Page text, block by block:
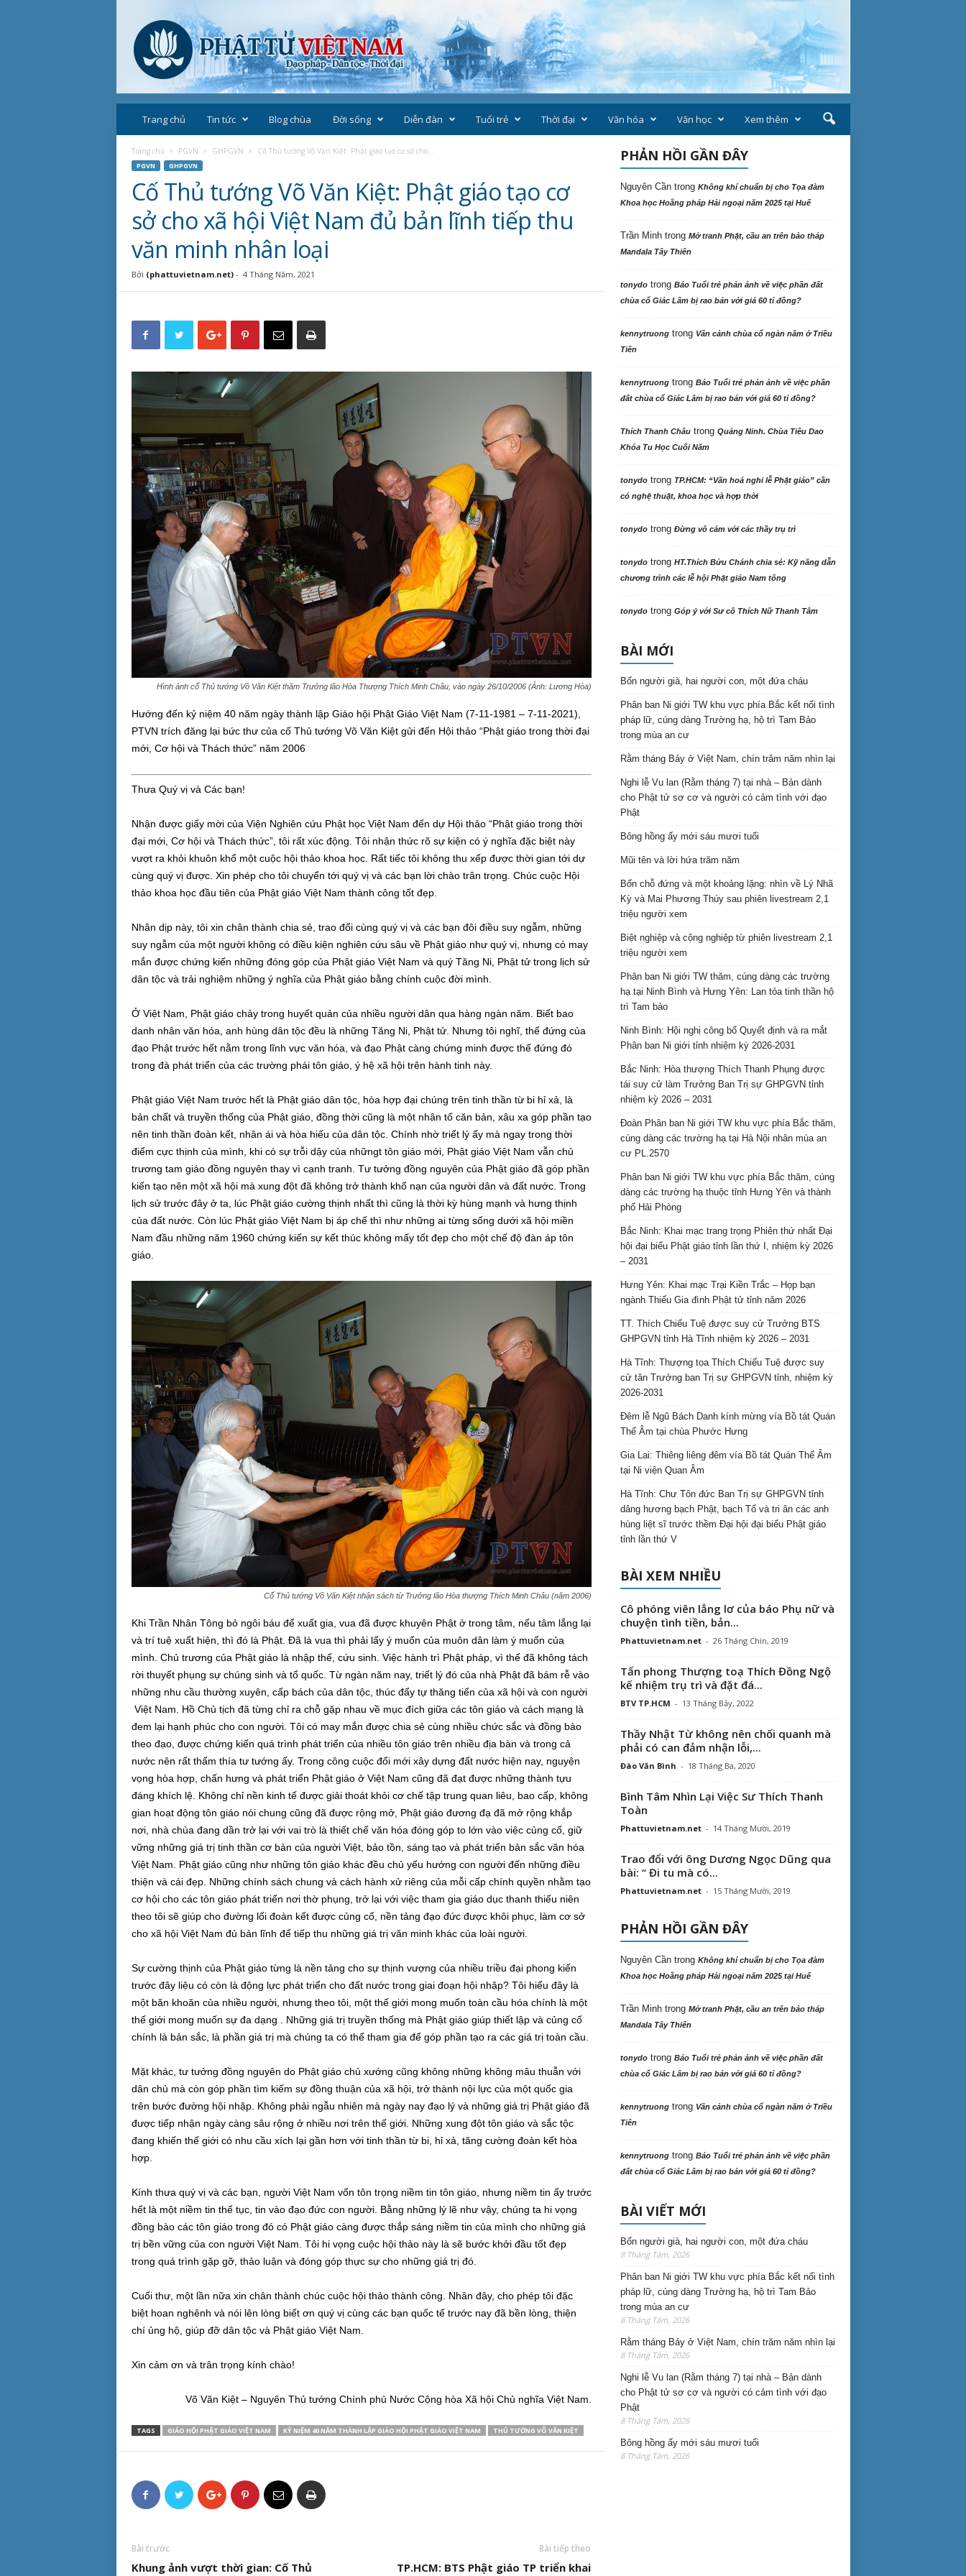
Trang chủ Tin tức Blog chùa Đời sống Diễn đàn Tuổi trẻ Thời đại Văn hóa Văn học Xem thêm
Trang chủ PGVN GHPGVN Cố Thủ tướng Võ Văn Kiệt: Phật giáo tạo cơ sở cho...
PGVN GHPGVN
Cố Thủ tướng Võ Văn Kiệt: Phật giáo tạo cơ
sở cho xã hội Việt Nam đủ bản lĩnh tiếp thu
văn minh nhân loại
Bởi (phattuvietnam.net)- 4 Tháng Năm, 2021
Hình ảnh cố Thủ tướng Võ Văn Kiệt thăm Trưởng lão Hòa Thượng Thích Minh Châu, vào ngày 26/10/2006 (Ảnh: Lương Hòa)
Hướng đến kỷ niệm 40 năm ngày thành lập Giáo hội Phật Giáo Việt Nam (7-11-1981 – 7-11-2021),
PTVN trích đăng lại bức thư của cố Thủ tướng Võ Văn Kiệt gửi đến Hội thảo “Phật giáo trong thời đại
mới, Cơ hội và Thách thức” năm 2006
Thưa Quý vị và Các bạn!
Nhận được giấy mời của Viện Nghiên cứu Phật học Việt Nam đến dự Hội thảo “Phật giáo trong thời
đại mới, Cơ hội và Thách thức”, tôi rất xúc động. Tôi nhận thức rõ sự kiện có ý nghĩa đặc biệt này
vượt ra khỏi khuôn khổ một cuộc hội thảo khoa học. Rất tiếc tôi không thu xếp được thời gian tới dự
cùng quý vị được. Xin phép cho tôi chuyển tới quý vị và các bạn lời chào trân trọng. Chúc cuộc Hội
thảo khoa học đầu tiên của Phật giáo Việt Nam thành công tốt đẹp.
Nhân dịp này, tôi xin chân thành chia sẻ, trao đổi cùng quý vị và các bạn đôi điều suy ngẫm, những
suy ngẫm của một người không có điều kiện nghiên cứu sâu về Phật giáo như quý vị, nhưng có may
mắn được chứng kiến những đóng góp của Phật giáo Việt Nam và quý Tăng Ni, Phật tử trong lịch sử
dân tộc và trải nghiệm những ý nghĩa của Phật giáo bằng chính cuộc đời mình.
Ở Việt Nam, Phật giáo chảy trong huyết quản của nhiều người dân qua hàng ngàn năm. Biết bao
danh nhân văn hóa, anh hùng dân tộc đều là những Tăng Ni, Phật tử. Nhưng tôi nghĩ, thế đứng của
đạo Phật trước hết nằm trong lĩnh vực văn hóa, và đạo Phật càng chứng minh được thế đứng đó
trong đà phát triển của các trường phái tôn giáo, ý hệ xã hội trên hành tinh này.
Phật giáo Việt Nam trước hết là Phật giáo dân tộc, hòa hợp đại chúng trên tinh thần từ bi hỉ xả, là
bản chất và truyền thống của Phật giáo, đồng thời cũng là một nhân tố căn bản, xâu xa góp phần tạo
nên tinh thần đoàn kết, nhân ái và hòa hiếu của dân tộc. Chính nhờ triết lý ấy mà ngay trong thời
điểm cực thịnh của mình, khi có sự trỗi dậy của nhữngt tôn giáo mới, Phật giáo Việt Nam vẫn chủ
trương tam giáo đồng nguyên thay vì cạnh tranh. Tư tưởng đồng nguyên của Phật giáo đã góp phần
kiến tạo nên một xã hội mà xung đột đã không trở thành khổ nạn của người dân và đất nước. Trong
lịch sử trước đây ở ta, lúc Phật giáo cường thịnh nhất thì cũng là thời kỳ hùng mạnh và hưng thịnh
của đất nước. Còn lúc Phật giáo Việt Nam bị áp chế thì như những ai từng sống dưới xã hội miền
Nam đầu những năm 1960 chứng kiến sự kết thúc không mấy tốt đẹp cho một chế độ đàn áp tôn
giáo.
Cố Thủ tướng Võ Văn Kiệt nhận sách từ Trưởng lão Hòa thượng Thích Minh Châu (năm 2006)
Khi Trần Nhân Tông bỏ ngôi báu để xuất gia, vua đã được khuyên Phật ở trong tâm, nếu tâm lắng lại
và trí tuệ xuất hiện, thì đó là Phật. Đã là vua thì phải lấy ý muốn của muôn dân làm ý muốn của
mình. Chủ trương của Phật giáo là nhập thế, cứu sinh. Việc hành trì Phật pháp, vì thế đã không tách
rời thuyết phụng sự chúng sinh và tổ quốc. Từ ngàn năm nay, triết lý đó của nhà Phật đã bám rễ vào
những nhu cầu thường xuyên, cấp bách của dân tộc, thúc đẩy tự thăng tiến của xã hội và con người
Việt Nam. Hồ Chủ tịch đã từng chỉ ra chỗ gặp nhau về mục đích giữa các tôn giáo và cách mạng là
đem lại hạnh phúc cho con người. Tôi có may mắn được chia sẻ cùng nhiều chức sắc và đồng bào
theo đạo, được chứng kiến quá trình phát triển của nhiều tôn giáo trên nhiều địa bàn và trong cả
nước nên rất thấm thía tư tướng ấy. Trong công cuộc đổi mới xây dựng đất nước hiện nay, nguyện
vọng hòa hợp, chấn hưng và phát triển Phật giáo ở Việt Nam cũng đã đạt được những thành tựu
đáng khích lệ. Không chỉ nền kinh tế được giải thoát khỏi cơ chế tập trung quan liêu, bao cấp, không
gian hoạt động tôn giáo nói chung cũng đã được rộng mở, Phật giáo đương đạ đã mở rộng khắp
nơi, nhà chùa đang dần trở lại với vai trò là thiết chế văn hóa đóng góp to lớn vào việc củng cố, giữ
vững những giá trị tinh thần cơ bản của người Việt, bảo tồn, sáng tạo và phát triển bản sắc văn hóa
Việt Nam. Phật giáo cũng như những tôn giáo khác đều chủ yếu hướng con người đến những điều
thiện và cái đẹp. Những chính sách chung và cách hành xử riêng của mỗi cấp chính quyền nhằm tạo
cơ hội cho các tôn giáo phát triển nơi thờ phụng, trở lại với việc tham gia giáo dục thanh thiếu niên
theo tôi sẽ giúp cho đường lối đoàn kết được củng cố, nền tảng đạo đức được khôi phục, làm cơ sở
cho xã hội Việt Nam đủ bản lĩnh để tiếp thu những giá trị văn minh khác của loài người.
Sự cường thịnh của Phật giáo từng là nền tảng cho sự thịnh vượng của nhiều triều đại phong kiến
trước đây liệu có còn là động lực phát triển cho đất nước trong giai đoạn hội nhập? Tôi hiểu đây là
một băn khoăn của nhiều người, nhưng theo tôi, một thế giới mong muốn toàn cầu hóa chính là một
thế giới mong muốn sự đa dạng . Những giá trị truyền thống mà Phật giáo giúp thiết lập và củng cố
chính là bản sắc, là phần giá trị mà chúng ta có thể tham gia để góp phần tạo ra các giá trị toàn cầu.
Mặt khác, tư tưởng đồng nguyên do Phật giáo chủ xướng cũng không những không mâu thuẫn với
dân chủ mà còn góp phần tìm kiếm sự đồng thuận của xã hội, trở thành nội lực của một quốc gia
trên bước đường hội nhập. Không phải ngẫu nhiên mà ngày nay đạo lý và những giá trị Phật giáo đã
được tiếp nhận ngày càng sâu rộng ở nhiều nơi trên thế giới. Những xung đột tôn giáo và sắc tộc
đang khiến thế giới có nhu cầu xích lại gần hơn với tinh thần từ bi, hỉ xả, tăng cường đoàn kết hòa
hợp.
Kính thưa quý vị và các bạn, người Việt Nam vốn tôn trọng niềm tin tôn giáo, nhưng niềm tin ấy trước
hết là một niềm tin thế tục, tin vào đạo đức con người. Bằng những lý lẽ như vậy, chúng ta hi vọng
đồng bào các tôn giáo trong đó có Phật giáo càng được thắp sáng niềm tin của mình cho những giá
trị bền vững của con người Việt Nam. Tôi hi vọng cuộc hội thảo này là sẽ bước khởi đầu tốt đẹp
trong quá trình gặp gỡ, thảo luận và đóng góp thực sự cho những giá trị đó.
Cuối thư, một lần nữa xin chân thành chúc cuộc hội thảo thành công. Nhân đây, cho phép tôi đặc
biệt hoan nghênh và nói lên lòng biết ơn quý vị cùng các bạn quốc tế trước nay đã bền lòng, thiện
chí ủng hộ, giúp đỡ dân tộc và Phật giáo Việt Nam.
Xin cảm ơn và trân trọng kính chào!
Võ Văn Kiệt – Nguyên Thủ tướng Chính phủ Nước Cộng hòa Xã hội Chủ nghĩa Việt Nam.
TAGS GIÁO HỘI PHẬT GIÁO VIỆT NAM KỶ NIỆM 40 NĂM THÀNH LẬP GIÁO HỘI PHẬT GIÁO VIỆT NAM THỦ TƯỚNG VÕ VĂN KIỆT
Bài trước
Khung ảnh vượt thời gian: Cố Thủ
Bài tiếp theo
TP.HCM: BTS Phật giáo TP triển khai
PHẢN HỒI GẦN ĐÂY
Nguyên Cầntrong Không khí chuẩn bị cho Tọa đàm
Khoa học Hoằng pháp Hải ngoại năm 2025 tại Huế
Trần Minhtrong Mở tranh Phật, cầu an trên bảo tháp
Mandala Tây Thiên
tonydotrong Báo Tuổi trẻ phản ảnh về việc phần đất
chùa cổ Giác Lâm bị rao bán với giá 60 tỉ đồng?
kennytruongtrong Vãn cảnh chùa cổ ngàn năm ở Triều
Tiên
kennytruongtrong Báo Tuổi trẻ phản ảnh về việc phần
đất chùa cổ Giác Lâm bị rao bán với giá 60 tỉ đồng?
Thích Thanh Châutrong Quảng Ninh. Chùa Tiêu Dao
Khóa Tu Học Cuối Năm
tonydotrong TP.HCM: “Văn hoá nghi lễ Phật giáo” cần
có nghệ thuật, khoa học và hợp thời
tonydotrong Đừng vô cảm với các thầy trụ trì
tonydotrong HT.Thích Bửu Chánh chia sẻ: Kỹ năng dẫn
chương trình các lễ hội Phật giáo Nam tông
tonydotrong Góp ý với Sư cô Thích Nữ Thanh Tâm
BÀI MỚI
Bốn người già, hai người con, một đứa cháu
Phân ban Ni giới TW khu vực phía Bắc kết nối tình
pháp lữ, cúng dàng Trường hạ, hộ trì Tam Bảo
trong mùa an cư
Rằm tháng Bảy ở Việt Nam, chín trăm năm nhìn lại
Nghi lễ Vu lan (Rằm tháng 7) tại nhà – Bản dành
cho Phật tử sơ cơ và người có cảm tình với đạo
Phật
Bông hồng ấy mới sáu mươi tuổi
Mũi tên và lời hứa trăm năm
Bốn chỗ đứng và một khoảng lặng: nhìn về Lý Nhã
Kỳ và Mai Phương Thúy sau phiên livestream 2,1
triệu người xem
Biệt nghiệp và cộng nghiệp từ phiên livestream 2,1
triệu người xem
Phân ban Ni giới TW thăm, cúng dàng các trường
hạ tại Ninh Bình và Hưng Yên: Lan tỏa tinh thần hộ
trì Tam bảo
Ninh Bình: Hội nghị công bố Quyết định và ra mắt
Phân ban Ni giới tỉnh nhiệm kỳ 2026-2031
Bắc Ninh: Hòa thượng Thích Thanh Phụng được
tái suy cử làm Trưởng Ban Trị sự GHPGVN tỉnh
nhiệm kỳ 2026 – 2031
Đoàn Phân ban Ni giới TW khu vực phía Bắc thăm,
cúng dàng các trường hạ tại Hà Nội nhân mùa an
cư PL.2570
Phân ban Ni giới TW khu vực phía Bắc thăm, cúng
dàng các trường hạ thuộc tỉnh Hưng Yên và thành
phố Hải Phòng
Bắc Ninh: Khai mạc trang trọng Phiên thứ nhất Đại
hội đại biểu Phật giáo tỉnh lần thứ I, nhiệm kỳ 2026
– 2031
Hưng Yên: Khai mạc Trại Kiền Trắc – Họp bạn
ngành Thiếu Gia đình Phật tử tỉnh năm 2026
TT. Thích Chiếu Tuệ được suy cử Trưởng BTS
GHPGVN tỉnh Hà Tĩnh nhiệm kỳ 2026 – 2031
Hà Tĩnh: Thượng tọa Thích Chiếu Tuệ được suy
cử tân Trưởng ban Trị sự GHPGVN tỉnh, nhiệm kỳ
2026-2031
Đêm lễ Ngũ Bách Danh kính mừng vía Bồ tát Quán
Thế Âm tại chùa Phước Hưng
Gia Lai: Thiêng liêng đêm vía Bồ tát Quán Thế Âm
tại Ni viện Quan Âm
Hà Tĩnh: Chư Tôn đức Ban Trị sự GHPGVN tỉnh
dâng hương bạch Phật, bạch Tổ và tri ân các anh
hùng liệt sĩ trước thềm Đại hội đại biểu Phật giáo
tỉnh lần thứ V
BÀI XEM NHIỀU
Cô phóng viên lẳng lơ của báo Phụ nữ và
chuyện tình tiền, bản...
Phattuvietnam.net - 26 Tháng Chín, 2019
Tấn phong Thượng toạ Thích Đồng Ngộ
kế nhiệm trụ trì và đặt đá...
BTV TP.HCM - 13 Tháng Bảy, 2022
Thầy Nhật Từ không nên chối quanh mà
phải có can đảm nhận lỗi,...
Đào Văn Bình - 18 Tháng Ba, 2020
Bình Tâm Nhìn Lại Việc Sư Thích Thanh
Toàn
Phattuvietnam.net - 14 Tháng Mười, 2019
Trao đổi với ông Dương Ngọc Dũng qua
bài: “ Đi tu mà có...
Phattuvietnam.net - 15 Tháng Mười, 2019
PHẢN HỒI GẦN ĐÂY
Nguyên Cầntrong Không khí chuẩn bị cho Tọa đàm
Khoa học Hoằng pháp Hải ngoại năm 2025 tại Huế
Trần Minhtrong Mở tranh Phật, cầu an trên bảo tháp
Mandala Tây Thiên
tonydotrong Báo Tuổi trẻ phản ảnh về việc phần đất
chùa cổ Giác Lâm bị rao bán với giá 60 tỉ đồng?
kennytruongtrong Vãn cảnh chùa cổ ngàn năm ở Triều
Tiên
kennytruongtrong Báo Tuổi trẻ phản ảnh về việc phần
đất chùa cổ Giác Lâm bị rao bán với giá 60 tỉ đồng?
BÀI VIẾT MỚI
Bốn người già, hai người con, một đứa cháu
8 Tháng Tám, 2026
Phân ban Ni giới TW khu vực phía Bắc kết nối tình
pháp lữ, cúng dàng Trường hạ, hộ trì Tam Bảo
trong mùa an cư
8 Tháng Tám, 2026
Rằm tháng Bảy ở Việt Nam, chín trăm năm nhìn lại
8 Tháng Tám, 2026
Nghi lễ Vu lan (Rằm tháng 7) tại nhà – Bản dành
cho Phật tử sơ cơ và người có cảm tình với đạo
Phật
8 Tháng Tám, 2026
Bông hồng ấy mới sáu mươi tuổi
8 Tháng Tám, 2026